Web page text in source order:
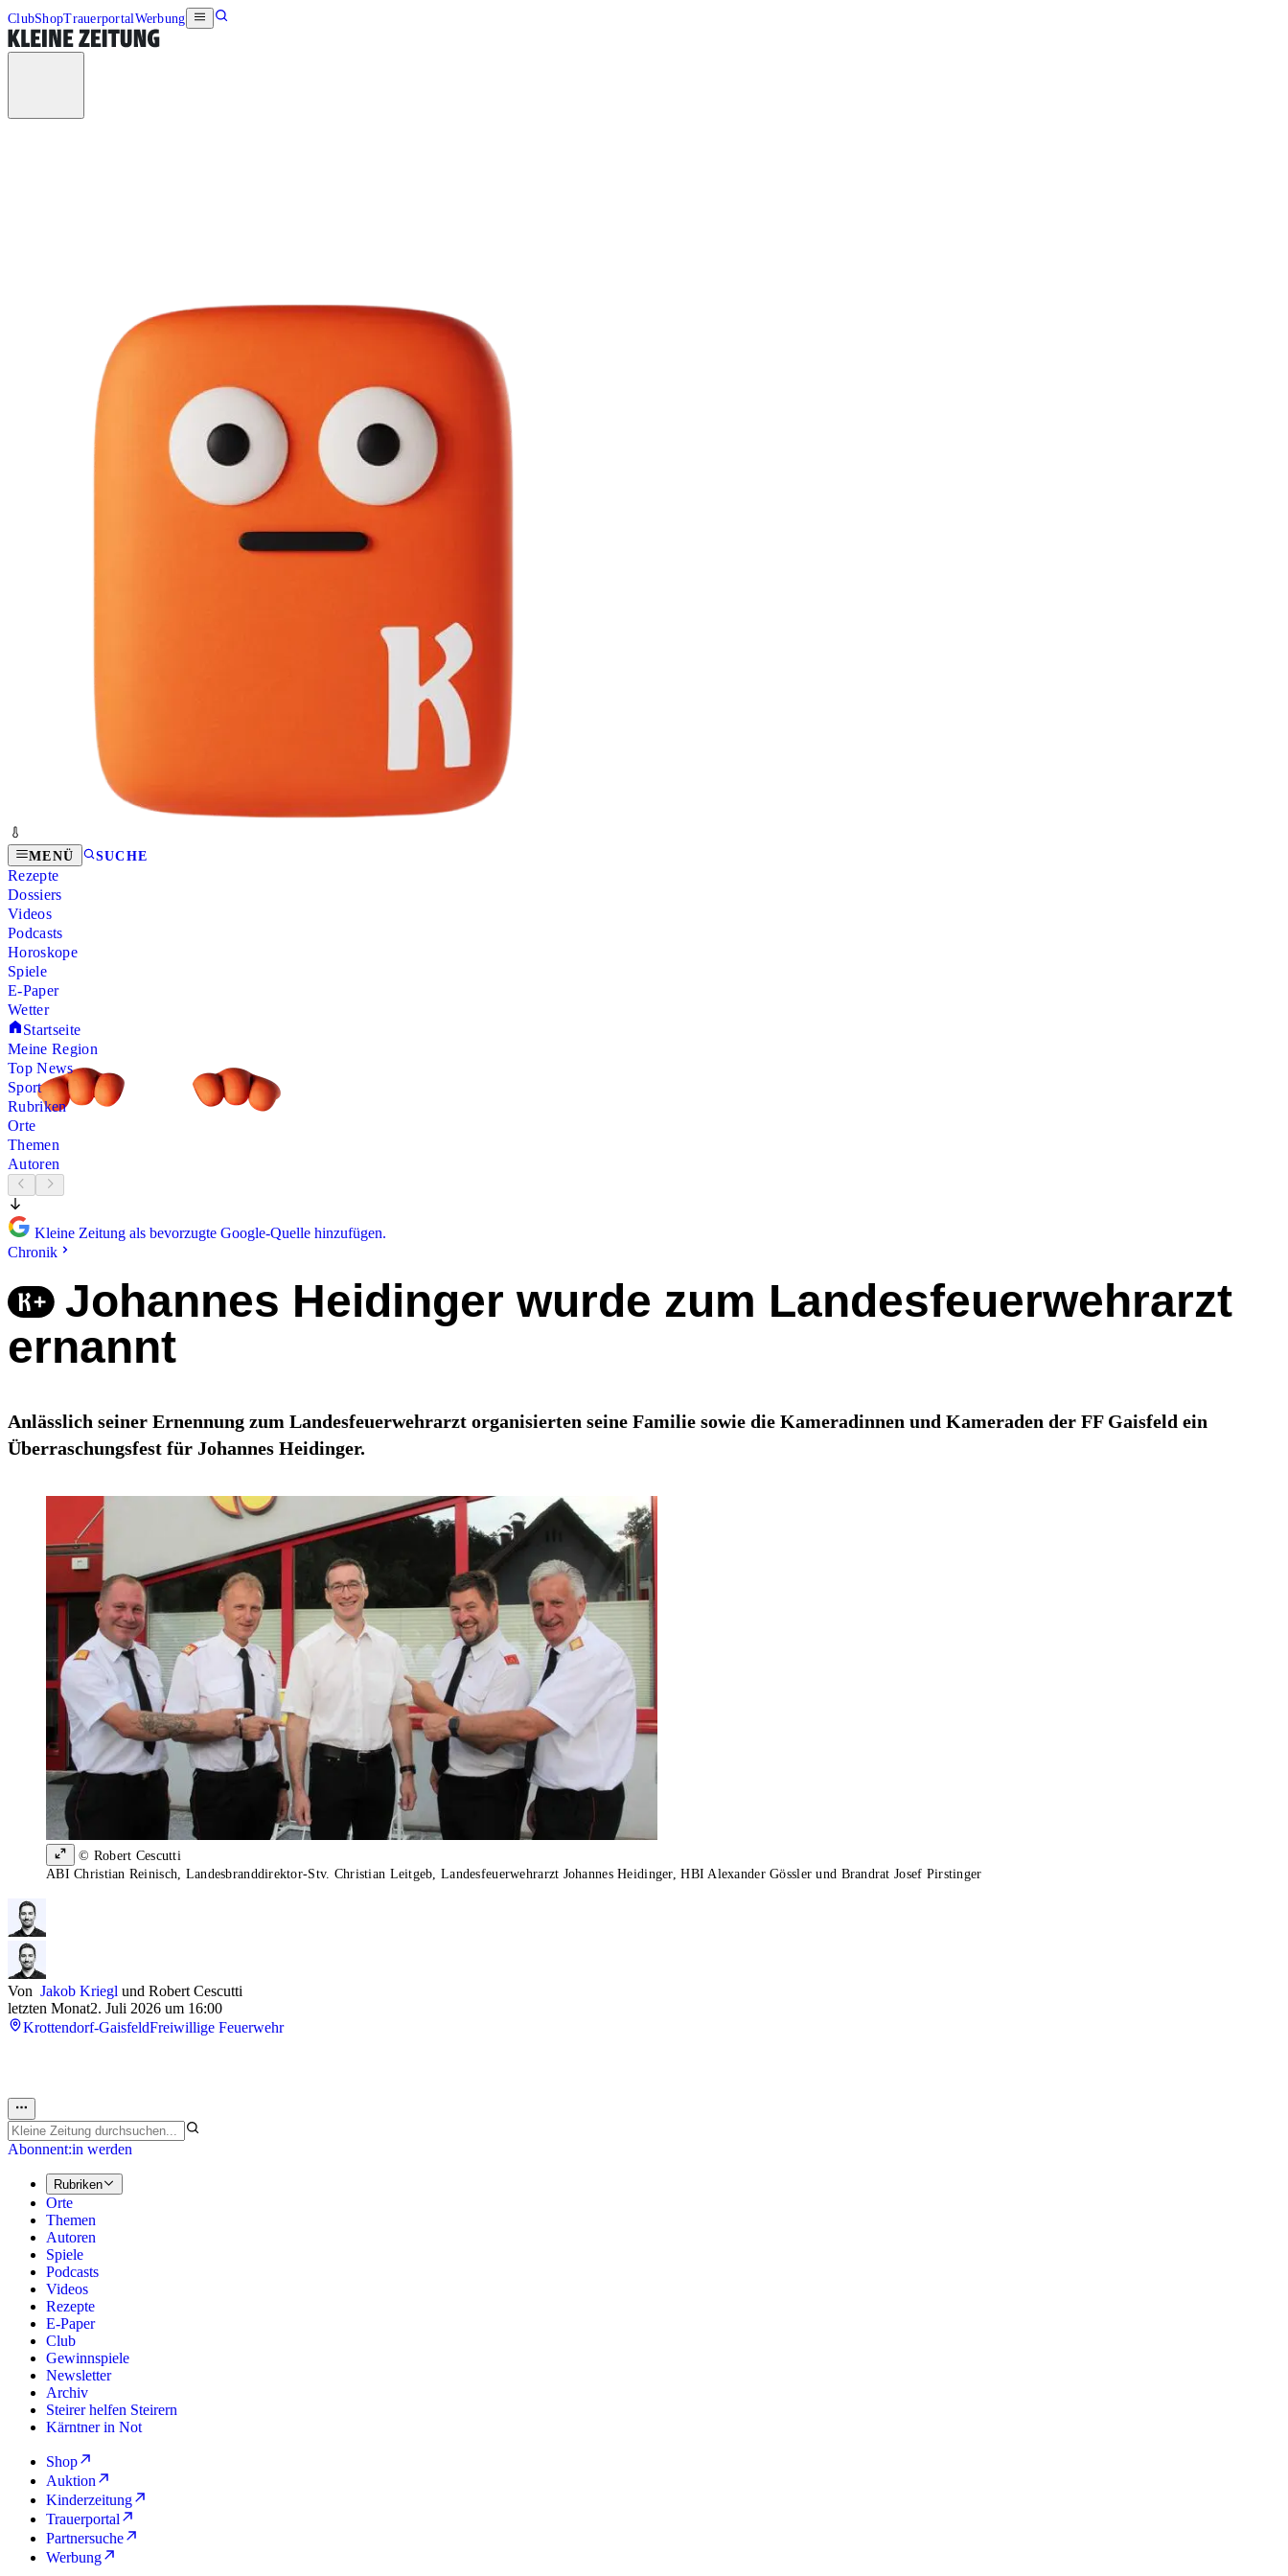
ClubShopTrauerportalWerbung
MENÜ SUCHE
Rezepte
Dossiers
Videos
Podcasts
Horoskope
Spiele
E-Paper
Wetter
Startseite
Meine Region
Top News
Sport
Rubriken
Orte
Themen
Autoren
Kleine Zeitung als bevorzugte Google-Quelle hinzufügen.
Chronik
Johannes Heidinger wurde zum Landesfeuerwehrarzt
ernannt
Anlässlich seiner Ernennung zum Landesfeuerwehrarzt organisierten seine Familie sowie die Kameradinnen und Kameraden der FF Gaisfeld ein
Überraschungsfest für Johannes Heidinger.
© Robert Cescutti
ABI Christian Reinisch, Landesbranddirektor-Stv. Christian Leitgeb, Landesfeuerwehrarzt Johannes Heidinger, HBI Alexander Gössler und Brandrat Josef Pirstinger
Von Jakob Kriegl und Robert Cescutti
letzten Monat2. Juli 2026 um 16:00
Krottendorf-GaisfeldFreiwillige Feuerwehr
Abonnent:in werden
Rubriken
Orte
Themen
Autoren
Spiele
Podcasts
Videos
Rezepte
E-Paper
Club
Gewinnspiele
Newsletter
Archiv
Steirer helfen Steirern
Kärntner in Not
Shop
Auktion
Kinderzeitung
Trauerportal
Partnersuche
Werbung